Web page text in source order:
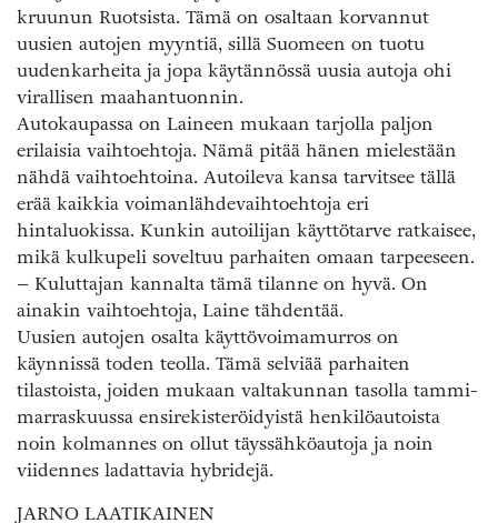
kruunun Ruotsista. Tämä on osaltaan korvannut
uusien autojen myyntiä, sillä Suomeen on tuotu
uudenkarheita ja jopa käytännössä uusia autoja ohi
virallisen maahantuonnin.
Autokaupassa on Laineen mukaan tarjolla paljon
erilaisia vaihtoehtoja. Nämä pitää hänen mielestään
nähdä vaihtoehtoina. Autoileva kansa tarvitsee tällä
erää kaikkia voimanlähdevaihtoehtoja eri
hintaluokissa. Kunkin autoilijan käyttötarve ratkaisee,
mikä kulkupeli soveltuu parhaiten omaan tarpeeseen.
– Kuluttajan kannalta tämä tilanne on hyvä. On
ainakin vaihtoehtoja, Laine tähdentää.
Uusien autojen osalta käyttövoimamurros on
käynnissä toden teolla. Tämä selviää parhaiten
tilastoista, joiden mukaan valtakunnan tasolla tammi-
marraskuussa ensirekisteröidyistä henkilöautoista
noin kolmannes on ollut täyssähköautoja ja noin
viidennes ladattavia hybridejä.
JARNO LAATIKAINEN